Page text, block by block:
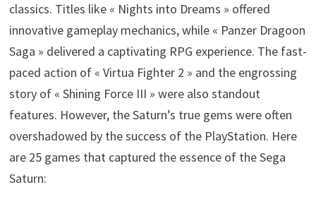
classics. Titles like « Nights into Dreams » offered
innovative gameplay mechanics, while « Panzer Dragoon
Saga » delivered a captivating RPG experience. The fast-
paced action of « Virtua Fighter 2 » and the engrossing
story of « Shining Force III » were also standout
features. However, the Saturn’s true gems were often
overshadowed by the success of the PlayStation. Here
are 25 games that captured the essence of the Sega
Saturn: